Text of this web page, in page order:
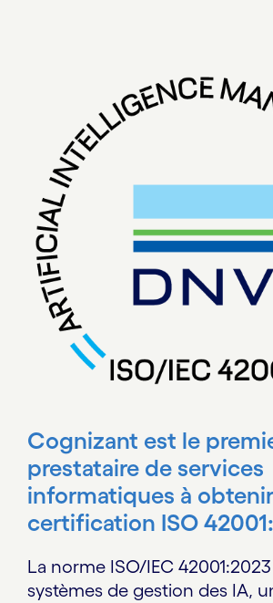
Cognizant est le
prestataire de services
informatiques à
certification ISO
La norme ISO/IEC
systèmes de gestion des IA,